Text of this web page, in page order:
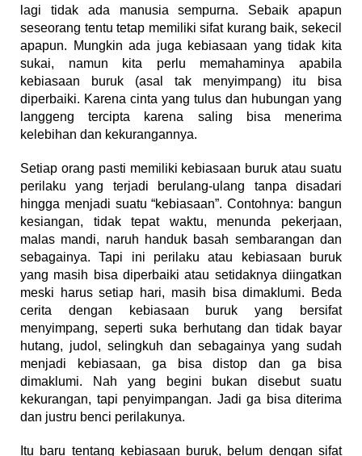
lagi tidak ada manusia sempurna. Sebaik apapun
seseorang tentu tetap memiliki sifat kurang baik, sekecil
apapun. Mungkin ada juga kebiasaan yang tidak kita
sukai, namun kita perlu memahaminya apabila
kebiasaan buruk (asal tak menyimpang) itu bisa
diperbaiki. Karena cinta yang tulus dan hubungan yang
langgeng tercipta karena saling bisa menerima
kelebihan dan kekurangannya.
Setiap orang pasti memiliki kebiasaan buruk atau suatu
perilaku yang terjadi berulang-ulang tanpa disadari
hingga menjadi suatu “kebiasaan”. Contohnya: bangun
kesiangan, tidak tepat waktu, menunda pekerjaan,
malas mandi, naruh handuk basah sembarangan dan
sebagainya. Tapi ini perilaku atau kebiasaan buruk
yang masih bisa diperbaiki atau setidaknya diingatkan
meski harus setiap hari, masih bisa dimaklumi. Beda
cerita dengan kebiasaan buruk yang bersifat
menyimpang, seperti suka berhutang dan tidak bayar
hutang, judol, selingkuh dan sebagainya yang sudah
menjadi kebiasaan, ga bisa distop dan ga bisa
dimaklumi. Nah yang begini bukan disebut suatu
kekurangan, tapi penyimpangan. Jadi ga bisa diterima
dan justru benci perilakunya.
Itu baru tentang kebiasaan buruk, belum dengan sifat